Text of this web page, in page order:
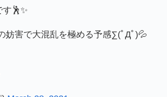
🕺✨
害で大混乱を極める予感∑(ﾟДﾟ)💦